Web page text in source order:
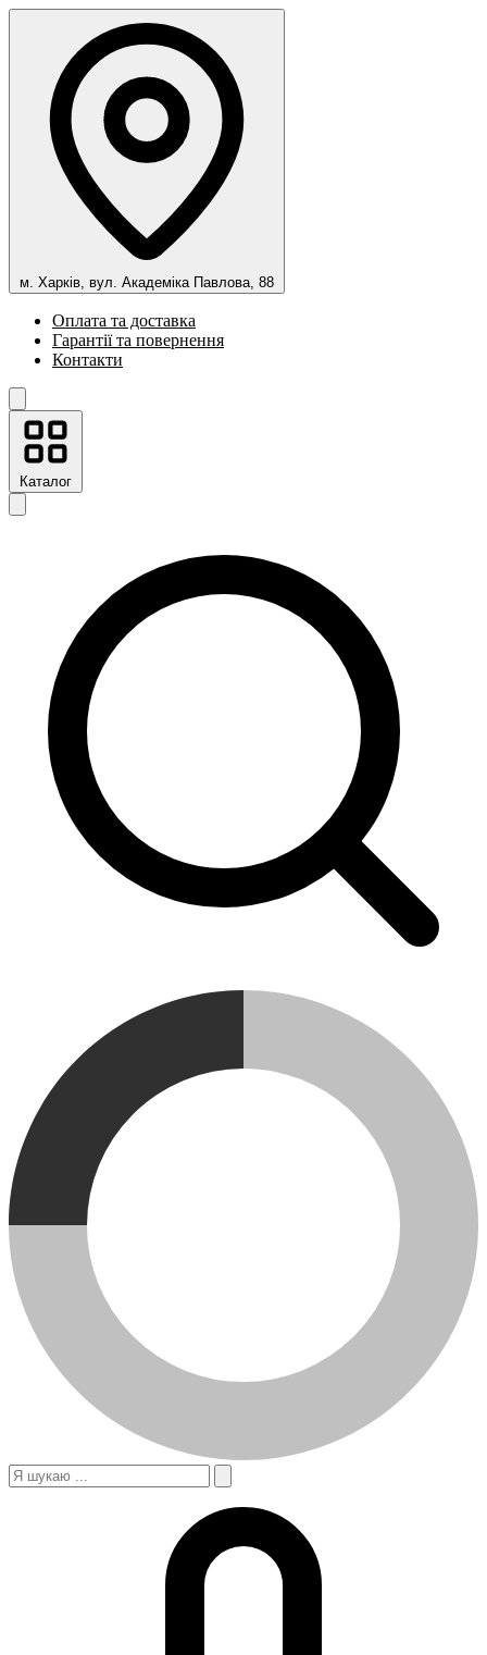
м. Харків, вул. Академіка Павлова, 88
Оплата та доставка
Гарантії та повернення
Контакти
Каталог